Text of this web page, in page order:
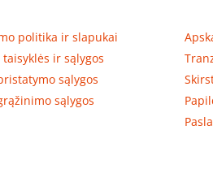
politika ir slapukai
taisyklės ir sąlygos
sąlygos
sąlygos